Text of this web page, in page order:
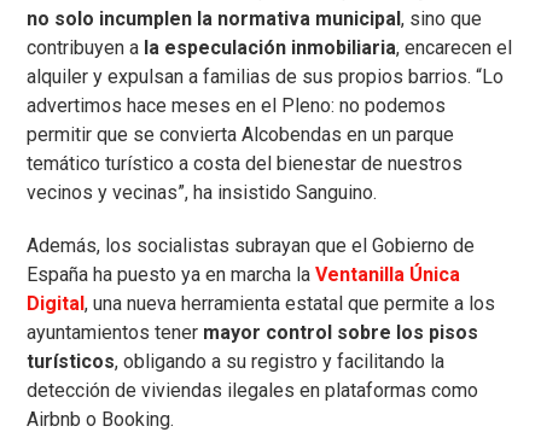
no solo incumplen la normativa municipal, sino que
contribuyen a la especulación inmobiliaria, encarecen el
alquiler y expulsan a familias de sus propios barrios. “Lo
advertimos hace meses en el Pleno: no podemos
permitir que se convierta Alcobendas en un parque
temático turístico a costa del bienestar de nuestros
vecinos y vecinas”, ha insistido Sanguino.
Además, los socialistas subrayan que el Gobierno de
España ha puesto ya en marcha la Ventanilla Única
Digital, una nueva herramienta estatal que permite a los
ayuntamientos tener mayor control sobre los pisos
turísticos, obligando a su registro y facilitando la
detección de viviendas ilegales en plataformas como
Airbnb o Booking.